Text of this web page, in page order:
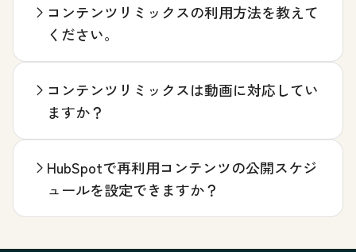
コンテンツリミックスの利用方法を教えて
ください。
コンテンツリミックスは動画に対応してい
ますか？
HubSpotで再利用コンテンツの公開スケジ
ュールを設定できますか？